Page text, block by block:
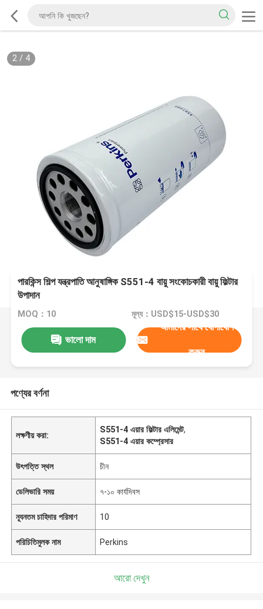
2/ 4
পারকিন্স শিল্প যন্ত্রপাতি আনুষাঙ্গিক S551-4 বায়ু সংকোচকারী বায়ু ফিল্টার
উপাদান
MOQ：10 মূল্য：USD$15-USD$30
ভালো দাম
আমাদের সাথে যোগাযোগ
করুন
পণ্যের বর্ণনা
লক্ষণীয় করা:
S551-4 এয়ার ফিল্টার এলিমেন্ট,
S551-4 এয়ার কম্প্রেসার
উৎপত্তি স্থল চীন
ডেলিভারি সময় ৭-১০ কার্যদিবস
ন্যূনতম চাহিদার পরিমাণ 10
পরিচিতিমুলক নাম Perkins
আরো দেখুন